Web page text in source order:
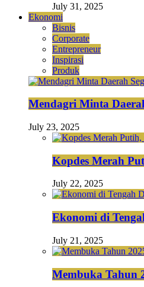
July 31, 2025
Ekonomi
Bisnis
Corporate
Entrepreneur
Inspirasi
Produk
Mendagri Minta
July 23, 2025
Kopdes Merah
July 22, 2025
Ekonomi di
July 21, 2025
Membuka Tahun